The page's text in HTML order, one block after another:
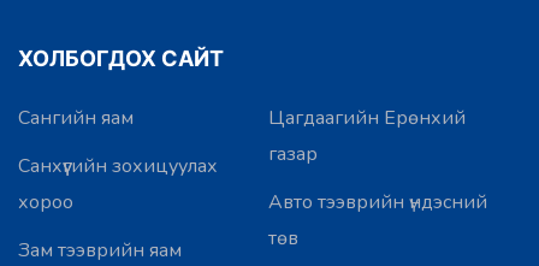
ХОЛБОГДОХ САЙТ
Сангийн яам
Санхүүгийн зохицуулах
хороо
Зам тээврийн яам
Цагдаагийн Ерөнхий
газар
Авто тээврийн үндэсний
төв